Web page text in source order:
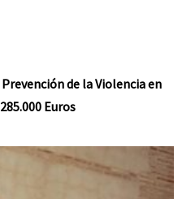
de la Violencia en
Euros